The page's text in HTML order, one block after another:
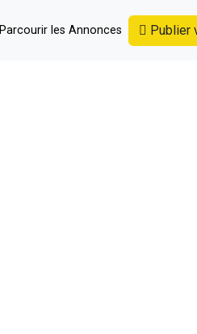
Parcourir les Annonces Publier